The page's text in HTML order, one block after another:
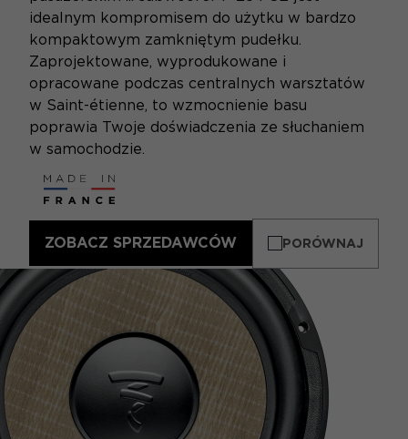
idealnym kompromisem do użytku w bardzo
kompaktowym zamkniętym pudełku.
Zaprojektowane, wyprodukowane i
opracowane podczas centralnych warsztatów
w Saint-étienne, to wzmocnienie basu
poprawia Twoje doświadczenia ze słuchaniem
w samochodzie.
ZOBACZ SPRZEDAWCÓW PORÓWNAJ